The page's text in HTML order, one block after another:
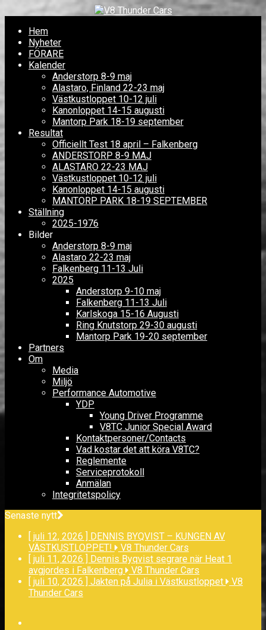
Hem
Nyheter
FÖRARE
Kalender
Anderstorp 8-9 maj
Alastaro, Finland 22-23 maj
Västkustloppet 10-12 juli
Kanonloppet 14-15 augusti
Mantorp Park 18-19 september
Resultat
Officiellt Test 18 april – Falkenberg
ANDERSTORP 8-9 MAJ
ALASTARO 22-23 MAJ
Västkustloppet 10-12 juli
Kanonloppet 14-15 augusti
MANTORP PARK 18-19 SEPTEMBER
Ställning
2025-1976
Bilder
Anderstorp 8-9 maj
Alastaro 22-23 maj
Falkenberg 11-13 Juli
2025
Anderstorp 9-10 maj
Falkenberg 11-13 Juli
Karlskoga 15-16 Augusti
Ring Knutstorp 29-30 augusti
Mantorp Park 19-20 september
Partners
Om
Media
Miljö
Performance Automotive
YDP
Young Driver Programme
V8TC Junior Special Award
Kontaktpersoner/Contacts
Vad kostar det att köra V8TC?
Reglemente
Serviceprotokoll
Anmälan
Integritetspolicy
Senaste nytt
[ juli 12, 2026 ] DENNIS BYQVIST – KUNGEN AV
VÄSTKUSTLOPPET!
V8 Thunder Cars
[ juli 11, 2026 ] Dennis Byqvist segrare när Heat 1
avgjordes i Falkenberg
V8 Thunder Cars
[ juli 10, 2026 ] Jakten på Julia i Västkustloppet
V8
Thunder Cars